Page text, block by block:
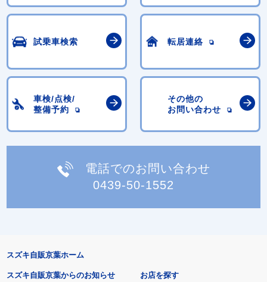
試乗車検索 転居連絡
車検/点検/
整備予約
その他の
お問い合わせ
電話でのお問い合わせ
0439-50-1552
スズキ自販京葉ホーム
スズキ自販京葉からのお知らせ お店を探す